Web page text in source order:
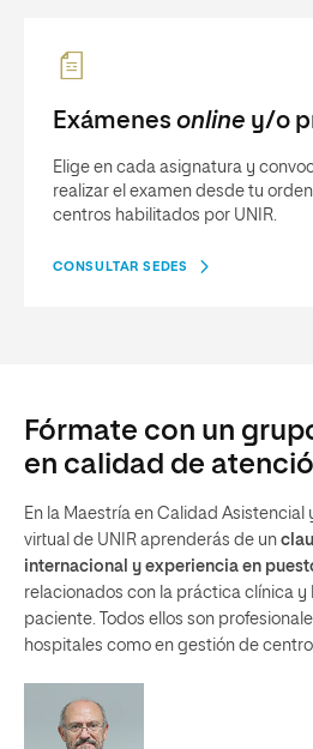
Exámenes online y/o
Elige en cada asignatura y
realizar el examen desde tu
centros habilitados por UNIR.
CONSULTAR SEDES
Fórmate con un
en calidad de
En la Maestría en Calidad
virtual de UNIR aprenderás de un
internacional y experiencia en
relacionados con la práctica clínica y
paciente. Todos ellos son
hospitales como en gestión de